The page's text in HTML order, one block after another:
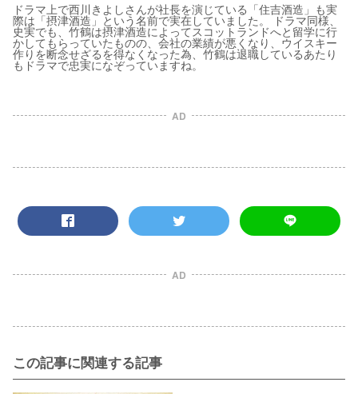
ドラマ上で西川きよしさんが社長を演じている「住吉酒造」も実
際は「摂津酒造」という名前で実在していました。 ドラマ同様、
史実でも、竹鶴は摂津酒造によってスコットランドへと留学に行
かしてもらっていたものの、会社の業績が悪くなり、ウイスキー
作りを断念せざるを得なくなった為、竹鶴は退職しているあたり
もドラマで忠実になぞっていますね。
AD
AD
この記事に関連する記事